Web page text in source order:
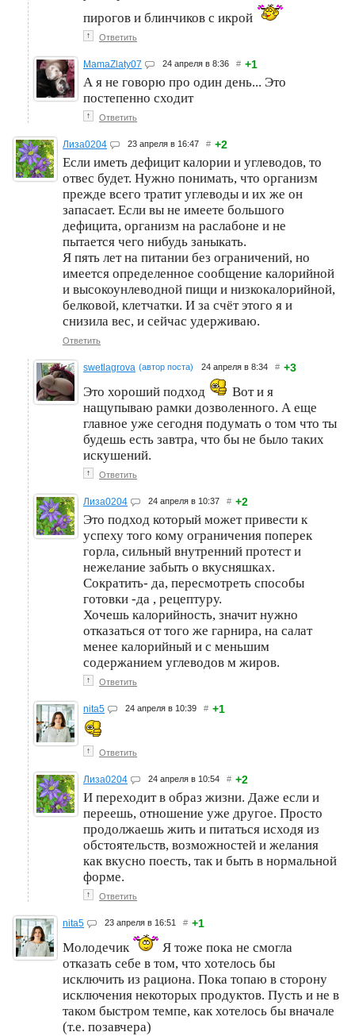
пирогов и блинчиков с икрой
↑ Ответить
MamaZlaty07 24 апреля в 8:36 # +1
А я не говорю про один день... Это
постепенно сходит
↑ Ответить
Лиза0204 23 апреля в 16:47 # +2
Если иметь дефицит калории и углеводов, то
отвес будет. Нужно понимать, что организм
прежде всего тратит углеводы и их же он
запасает. Если вы не имеете большого
дефицита, организм на раслабоне и не
пытается чего нибудь заныкать.
Я пять лет на питании без ограничений, но
имеется определенное сообщение калорийной
и высокоунлеводной пищи и низкокалорийной,
белковой, клетчатки. И за счёт этого я и
снизила вес, и сейчас удерживаю.
Ответить
swetlagrova (автор поста) 24 апреля в 8:34 # +3
Это хороший подход
Вот и я
нащупываю рамки дозволенного. А еще
главное уже сегодня подумать о том что ты
будешь есть завтра, что бы не было таких
искушений.
↑ Ответить
Лиза0204 24 апреля в 10:37 # +2
Это подход который может привести к
успеху того кому ограничения поперек
горла, сильный внутренний протест и
нежелание забыть о вкусняшках.
Сократить- да, пересмотреть способы
готовки -да , рецептуру.
Хочешь калорийность, значит нужно
отказаться от того же гарнира, на салат
менее калорийный и с меньшим
содержанием углеводов м жиров.
↑ Ответить
nita5 24 апреля в 10:39 # +1
↑ Ответить
Лиза0204 24 апреля в 10:54 # +2
И переходит в образ жизни. Даже если и
переешь, отношение уже другое. Просто
продолжаешь жить и питаться исходя из
обстоятельств, возможностей и желания
как вкусно поесть, так и быть в нормальной
форме.
↑ Ответить
nita5 23 апреля в 16:51 # +1
Молодечик
Я тоже пока не смогла
отказать себе в том, что хотелось бы
исключить из рациона. Пока топаю в сторону
исключения некоторых продуктов. Пусть и не в
таком быстром темпе, как хотелось бы вначале
(т.е. позавчера)